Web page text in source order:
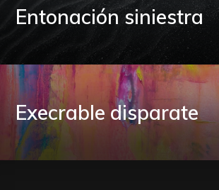
Entonación siniestra
Execrable disparate